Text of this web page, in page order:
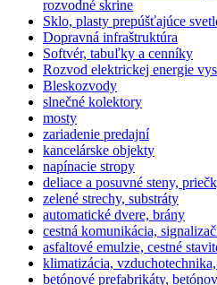
rozvodné skrine
Sklo, plasty prepúšťajúce
Dopravná infraštruktúra
Softvér, tabuľky a cenníky
Rozvod elektrickej energie
Bleskozvody
slnečné kolektory
mosty
zariadenie predajní
kancelárske objekty
napínacie stropy
deliace a posuvné steny,
zelené strechy, substráty
automatické dvere, brány
cestná komunikácia,
asfaltové emulzie, cestné
klimatizácia,
betónové prefabrikáty,